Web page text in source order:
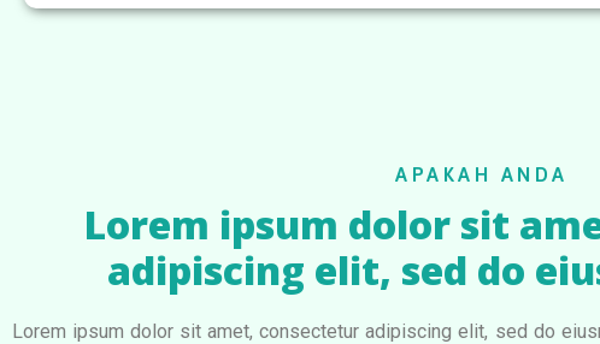
APAKAH ANDA
Lorem ipsum dolor sit
adipiscing elit, sed do
Lorem ipsum dolor sit amet, consectetur adipiscing elit, sed do